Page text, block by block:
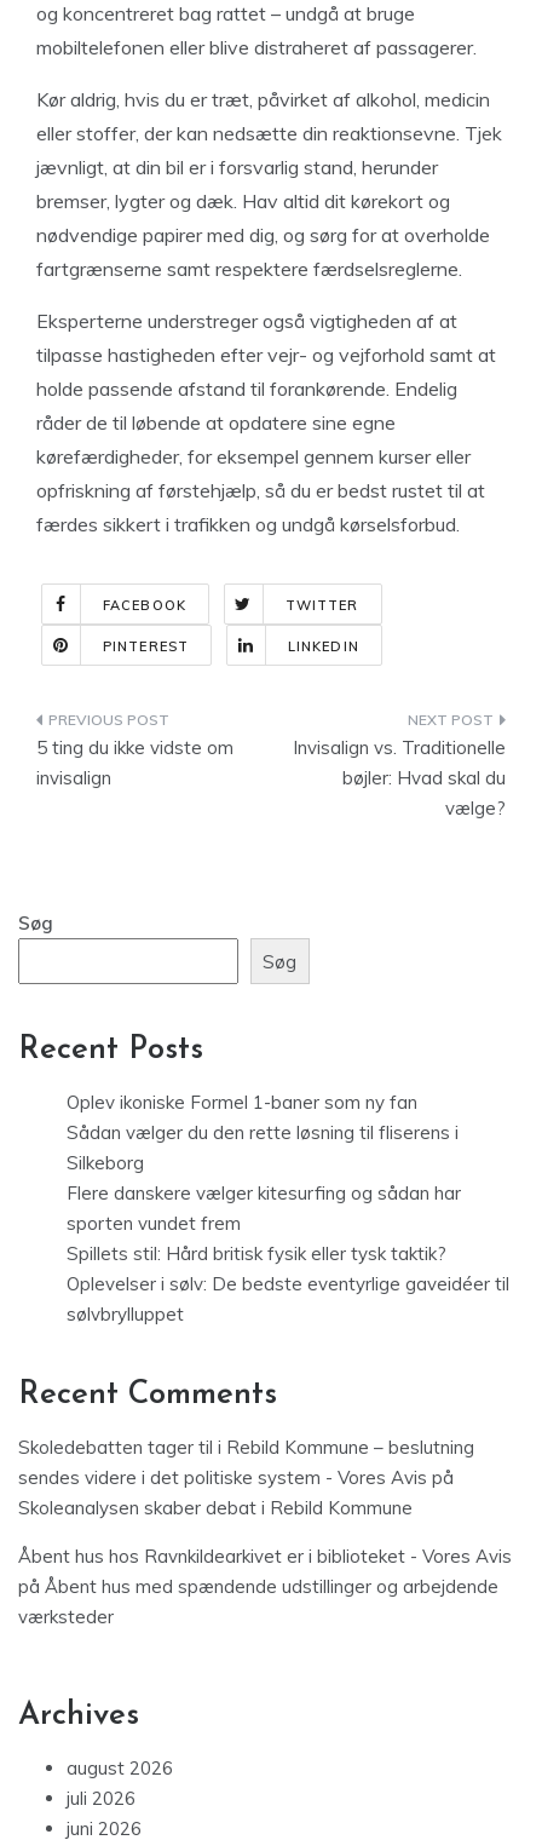
og koncentreret bag rattet – undgå at bruge
mobiltelefonen eller blive distraheret af passagerer.
Kør aldrig, hvis du er træt, påvirket af alkohol, medicin
eller stoffer, der kan nedsætte din reaktionsevne. Tjek
jævnligt, at din bil er i forsvarlig stand, herunder
bremser, lygter og dæk. Hav altid dit kørekort og
nødvendige papirer med dig, og sørg for at overholde
fartgrænserne samt respektere færdselsreglerne.
Eksperterne understreger også vigtigheden af at
tilpasse hastigheden efter vejr- og vejforhold samt at
holde passende afstand til forankørende. Endelig
råder de til løbende at opdatere sine egne
kørefærdigheder, for eksempel gennem kurser eller
opfriskning af førstehjælp, så du er bedst rustet til at
færdes sikkert i trafikken og undgå kørselsforbud.
FACEBOOK TWITTER
PINTEREST LINKEDIN
Indlægsnavigation
5 ting du ikke vidste om
invisalign
Invisalign vs. Traditionelle
bøjler: Hvad skal du
vælge?
Søg
Søg
Recent Posts
Oplev ikoniske Formel 1-baner som ny fan
Sådan vælger du den rette løsning til fliserens i
Silkeborg
Flere danskere vælger kitesurfing og sådan har
sporten vundet frem
Spillets stil: Hård britisk fysik eller tysk taktik?
Oplevelser i sølv: De bedste eventyrlige gaveidéer til
sølvbrylluppet
Recent Comments
Skoledebatten tager til i Rebild Kommune – beslutning
sendes videre i det politiske system - Vores Avis på
Skoleanalysen skaber debat i Rebild Kommune
Åbent hus hos Ravnkildearkivet er i biblioteket - Vores Avis
på Åbent hus med spændende udstillinger og arbejdende
værksteder
Archives
august 2026
juli 2026
juni 2026